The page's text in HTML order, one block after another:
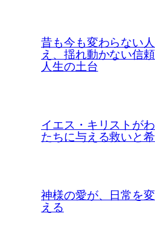
昔も今も変わらない
え、揺れ動かない信
人生の土台
イエス・キリストが
たちに与える救いと
神様の愛が、日常を変
える